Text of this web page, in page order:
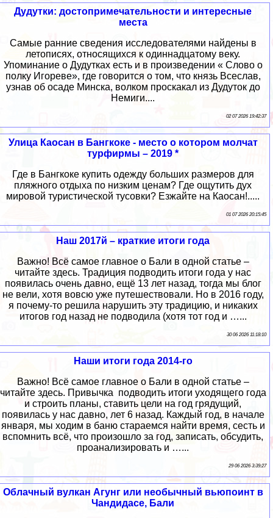
Дудутки: достопримечательности и интересные
места
Самые ранние сведения исследователями найдены в
летописях, относящихся к одиннадцатому веку.
Упоминание о Дудутках есть и в произведении « Слово о
полку Игореве», где говорится о том, что князь Всеслав,
узнав об осаде Минска, волком проскакал из Дудуток до
Немиги....
02 07 2026 19:42:37
Улица Каосан в Бангкоке - место о котором молчат
турфирмы – 2019 *
Где в Бангкоке купить одежду больших размеров для
пляжного отдыха по низким ценам? Где ощутить дух
мировой туристической тусовки? Езжайте на Каосан!.....
01 07 2026 20:15:45
Наш 2017й – краткие итоги года
Важно! Всё самое главное о Бали в одной статье –
читайте здесь. Традиция подводить итоги года у нас
появилась очень давно, ещё 13 лет назад, тогда мы блог
не вели, хотя вовсю уже путешествовали. Но в 2016 году,
я почему-то решила нарушить эту традицию, и никаких
итогов год назад не подводила (хотя тот год и …...
30 06 2026 11:18:10
Наши итоги года 2014-го
Важно! Всё самое главное о Бали в одной статье –
читайте здесь. Привычка подводить итоги уходящего года
и строить планы, ставить цели на год грядущий,
появилась у нас давно, лет 6 назад. Каждый год, в начале
января, мы ходим в баню стараемся найти время, сесть и
вспомнить всё, что произошло за год, записать, обсудить,
проанализировать и …...
29 06 2026 3:39:27
Облачный вулкан Агунг или необычный вьюпоинт в
Чандидасе, Бали